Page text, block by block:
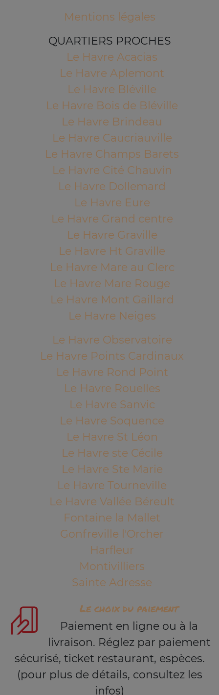
Mentions légales
QUARTIERS PROCHES
Le Havre Acacias
Le Havre Aplemont
Le Havre Bléville
Le Havre Bois de Bléville
Le Havre Brindeau
Le Havre Caucriauville
Le Havre Champs Barets
Le Havre Cité Chauvin
Le Havre Dollemard
Le Havre Eure
Le Havre Grand centre
Le Havre Graville
Le Havre Ht Graville
Le Havre Mare au Clerc
Le Havre Mare Rouge
Le Havre Mont Gaillard
Le Havre Neiges
Le Havre Observatoire
Le Havre Points Cardinaux
Le Havre Rond Point
Le Havre Rouelles
Le Havre Sanvic
Le Havre Soquence
Le Havre St Léon
Le Havre ste Cécile
Le Havre Ste Marie
Le Havre Tourneville
Le Havre Vallée Béreult
Fontaine la Mallet
Gonfreville l'Orcher
Harfleur
Montivilliers
Sainte Adresse
Le choix du paiement
Paiement en ligne ou à la
livraison. Réglez par paiement
sécurisé, ticket restaurant, espèces.
(pour plus de détails, consultez les
infos)